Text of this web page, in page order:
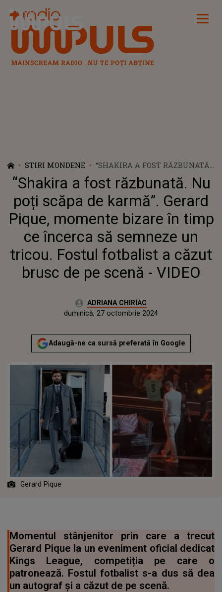
Radio Impuls
STIRI MONDENE
“SHAKIRA A FOST RĂZBUNATĂ.
NU POȚI SCĂPA DE KARMĂ”.
GERARD PIQUE, MOMENTE
BIZARE ÎN TIMP CE ÎNCERCA SĂ
SEMNEZE UN TRICOU. FOSTUL
FOTBALIST A CĂZUT BRUSC DE
“Shakira a fost răzbunată. Nu
poți scăpa de karmă”. Gerard
Pique, momente bizare în timp
ce încerca să semneze un
tricou. Fostul fotbalist a căzut
brusc de pe scenă - VIDEO
Autor:ADRIANA CHIRIAC
vineri, 27 octombrie 2023
Actualizat:
duminică, 27 octombrie 2024
Adaugă-ne ca sursă preferată în Google
Gerard Pique
Momentul stânjenitor prin care a trecut
Gerard Pique la un eveniment oficial dedicat
Kings League, competiția pe care o
patronează. Fostul fotbalist s-a dus să dea
un autograf și a căzut de pe scenă.